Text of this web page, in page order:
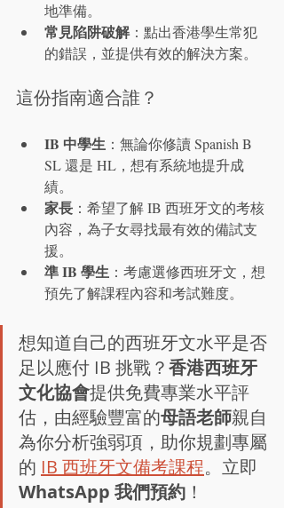
地準備。
常見陷阱破解：點出香港學生常犯
的錯誤，並提供有效的解決方案。
這份指南適合誰？
IB 中學生 ：無論你修讀 Spanish B
SL 還是 HL，想有系統地提升成
績。
家長 ：希望了解 IB 西班牙文的考核
內容，為子女尋找最有效的備試支
援。
準 IB 學生 ：考慮選修西班牙文，想
預先了解課程內容和考試難度。
想知道自己的西班牙文水平是否
足以應付 IB 挑戰？香港西班牙
文化協會提供免費專業水平評
估，由經驗豐富的母語老師親自
為你分析強弱項，助你規劃專屬
的 IB 西班牙文備考課程。立即
WhatsApp 我們預約 ！